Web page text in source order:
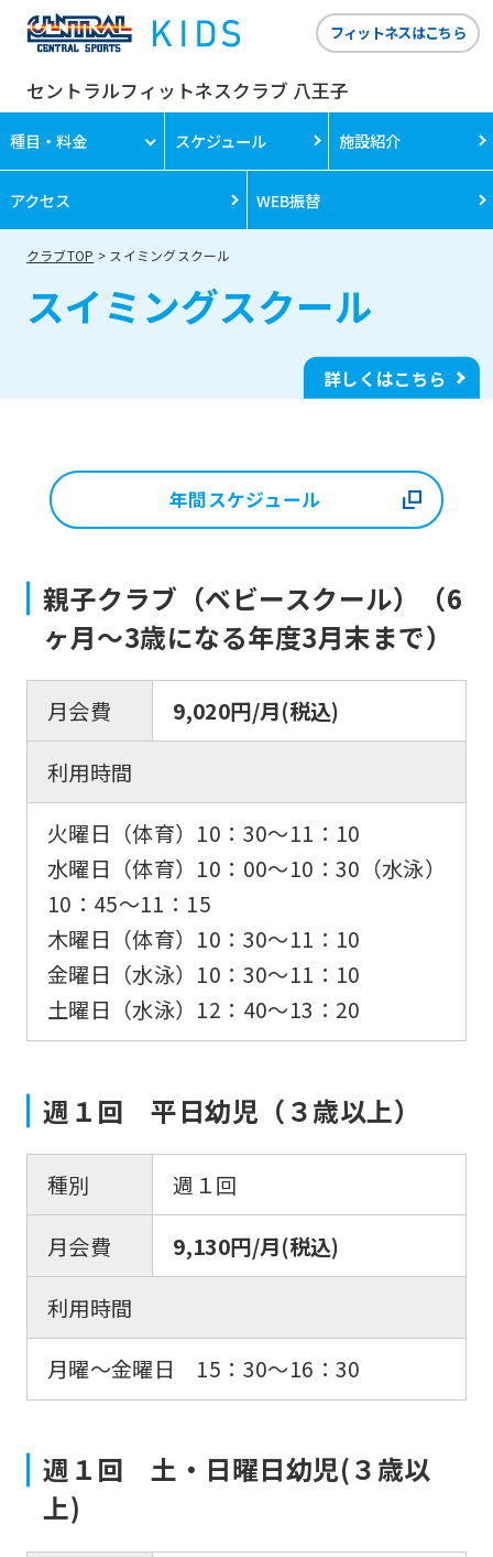
セントラルフィットネスクラブ 八王子
フィットネスはこちら
種目・料金 スケジュール 施設紹介
アクセス WEB振替
クラブTOP スイミングスクール
スイミングスクール
詳しくはこちら
年間スケジュール
親子クラブ（ベビースクール）（6
ヶ月〜3歳になる年度3月末まで）
月会費
9,020円/月(税込)
利用時間
火曜日（体育）10：30〜11：10
水曜日（体育）10：00〜10：30（水泳）
10：45〜11：15
木曜日（体育）10：30〜11：10
金曜日（水泳）10：30〜11：10
土曜日（水泳）12：40〜13：20
週１回 平日幼児（３歳以上）
種別
週１回
月会費
9,130円/月(税込)
利用時間
月曜〜金曜日 15：30〜16：30
週１回 土・日曜日幼児(３歳以
上)